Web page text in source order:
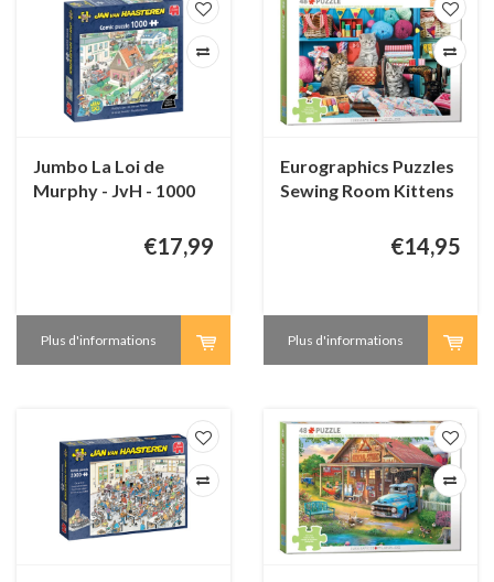
Jumbo La Loi de
Murphy - JvH - 1000
€17,99
Plus d'informations
Eurographics Puzzles
Sewing Room Kittens
€14,95
Plus d'informations